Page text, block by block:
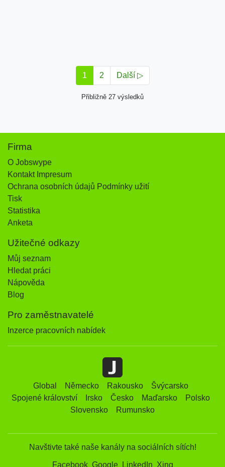
1 2 Další ▷
Přibližně 27 výsledků
Firma
O Jobswype
Kontakt Impresum
Ochrana osobních údajů Podmínky užití
Tisk
Statistika
Anketa
Užitečné odkazy
Můj seznam
Hledat práci
Nápověda
Blog
Pro zaměstnavatelé
Inzerce pracovních nabídek
Global Německo Rakousko
Švýcarsko
Spojené království
Irsko Česko Maďarsko
Polsko
Slovensko
Rumunsko
Navštivte také naše kanály na sociálních sítích!
Facebook Google LinkedIn Xing